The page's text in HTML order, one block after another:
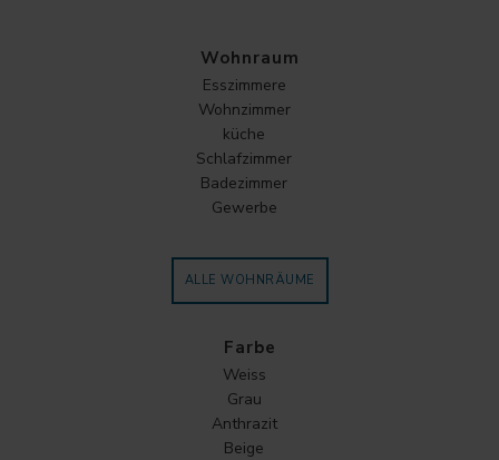
Wohnraum
Esszimmere
Wohnzimmer
küche
Schlafzimmer
Badezimmer
Gewerbe
ALLE WOHNRÄUME
Farbe
Weiss
Grau
Anthrazit
Beige